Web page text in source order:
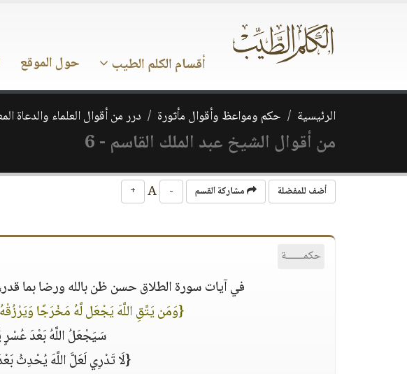
أقسام الكلم الطيب حول الموقع
الرئيسية حكم ومواعظ وأقوال مأثورة درر من أقوال العلماء والدعاة
من أقوال الشيخ عبد الملك القاسم - 6
أضف للمفضلة مشاركة القسم -
+
حكمــــــة
في آيات سورة الطلاق حسن ظن بالله ورضا بما
{وَمَن يَتَّقِ اللَّهَ يَجْعَل لَّهُ مَخْرَجًا
سَيَجْعَلُ اللَّهُ بَعْدَ
{لَا تَدْرِي لَعَلَّ اللَّهَ يُحْدِثُ